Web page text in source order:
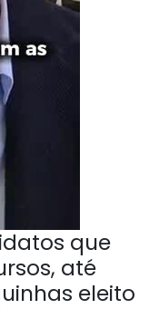
que
até
eleito